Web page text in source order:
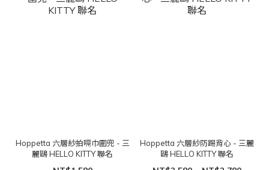
Hoppetta 六層紗拍嗝巾圍兜 - 三
麗鷗 HELLO KITTY 聯名
Hoppetta 六層紗防踢背心 - 三麗
鷗 HELLO KITTY 聯名